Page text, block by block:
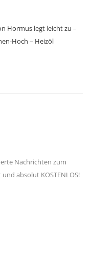
Hormus legt leicht zu –
Hoch – Heizöl
Nachrichten zum
absolut KOSTENLOS!